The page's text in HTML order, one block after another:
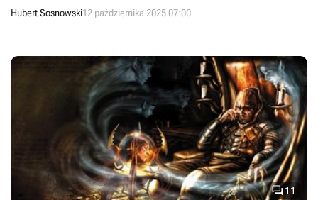
za którymi się stęskniliśmy – i dać nam Neverwinter Nights 3 oraz
Icewind Dale 3. Od odpowiednich twórców.
Hubert Sosnowski12 października 2025 07:00
11